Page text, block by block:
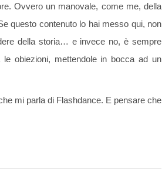
Ovvero un manovale, come me, della
questo contenuto lo hai messo qui, non
della storia… e invece no, è sempre
obiezioni, mettendole in bocca ad un
mi parla di Flashdance. E pensare che